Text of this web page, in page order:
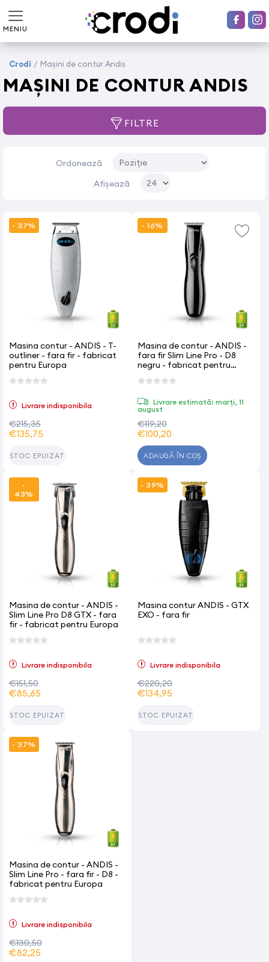
MENIU
Crodi / Mașini de contur Andis
MAȘINI DE CONTUR ANDIS
FILTRE
Ordonează
Afișează
- 37%
Masina contur - ANDIS - T-
outliner - fara fir - fabricat
pentru Europa
Livrare indisponibila
€215,35
€135,75
STOC EPUIZAT
- 16%
Masina de contur - ANDIS -
fara fir Slim Line Pro - D8
negru - fabricat pentru
Livrare estimată: marți, 11
august
€119,20
€100,20
ADAUGĂ ÎN COȘ
-
43%
Masina de contur - ANDIS -
Slim Line Pro D8 GTX - fara
fir - fabricat pentru Europa
Livrare indisponibila
€151,50
€85,65
STOC EPUIZAT
- 39%
Masina contur ANDIS - GTX
EXO - fara fir
Livrare indisponibila
€220,20
€134,95
STOC EPUIZAT
- 37%
Masina de contur - ANDIS -
Slim Line Pro - fara fir - D8 -
fabricat pentru Europa
Livrare indisponibila
€130,50
€82,25